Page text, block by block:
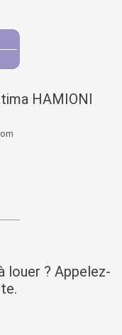
HAMIONI
louer ? Appelez-